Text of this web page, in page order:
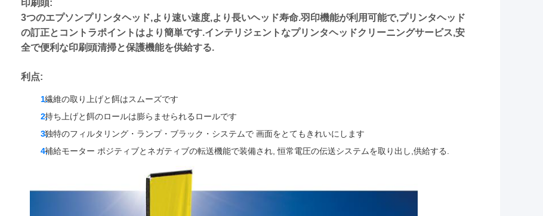
印刷頭:
3つのエプソンプリンタヘッド,より速い速度,より長いヘッド寿命.羽印機能が利用可能で,プリンタヘッド
の訂正とコントラポイントはより簡単です.インテリジェントなプリンタヘッドクリーニングサービス,安
全で便利な印刷頭清掃と保護機能を供給する.
利点:
繊維の取り上げと餌はスムーズです
持ち上げと餌のロールは膨らませられるロールです
独特のフィルタリング・ランプ・ブラック・システムで 画面をとてもきれいにします
補給モーター ポジティブとネガティブの転送機能で装備され, 恒常電圧の伝送システムを取り出し,供給する.